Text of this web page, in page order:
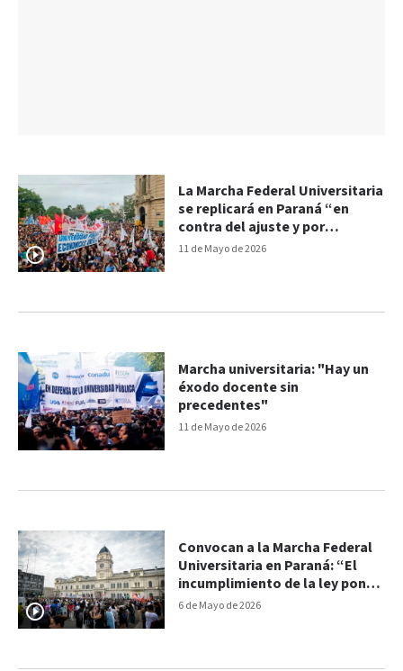
11 de Mayo de 2026
La Marcha Federal Universitaria
se replicará en Paraná “en
contra del ajuste y por
financiamiento”
11 de Mayo de 2026
Marcha universitaria: "Hay un
éxodo docente sin
precedentes"
6 de Mayo de 2026
Convocan a la Marcha Federal
Universitaria en Paraná: “El
incumplimiento de la ley pone
en riesgo la democracia”